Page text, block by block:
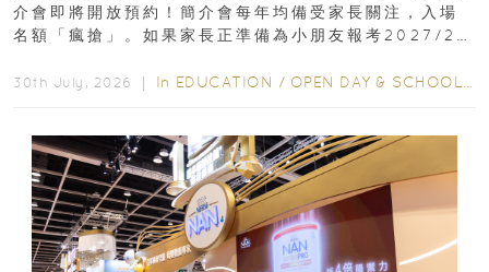
介會即將開放預約！簡介會每年均備受家長關注，入場
名額「瘋搶」。如果家長正準備為小朋友報考2027/28
30th July, 2026 ｜ In EDUCATION / OPEN DAY & SCHOOL EVENTS